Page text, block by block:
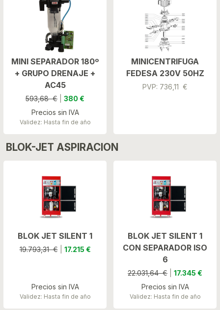
MINI SEPARADOR 180º
+ GRUPO DRENAJE +
AC45
593,68 €
380 €
Precios sin IVA
Validez: Hasta fin de año
MINICENTRIFUGA
FEDESA 230V 50HZ
PVP: 736,11 €
BLOK-JET ASPIRACION
BLOK JET SILENT 1
19.793,31 €| 17.215 €
Precios sin IVA
Validez: Hasta fin de año
BLOK JET SILENT 1
CON SEPARADOR ISO
6
22.031,64 €
17.345 €
Precios sin IVA
Validez: Hasta fin de año